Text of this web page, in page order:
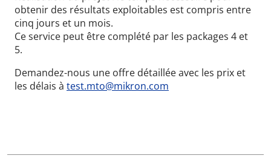
obtenir des résultats exploitables est compris entre
cinq jours et un mois.
Ce service peut être complété par les packages 4 et
5.
Demandez-nous une offre détaillée avec les prix et
les délais à test.mto@mikron.com